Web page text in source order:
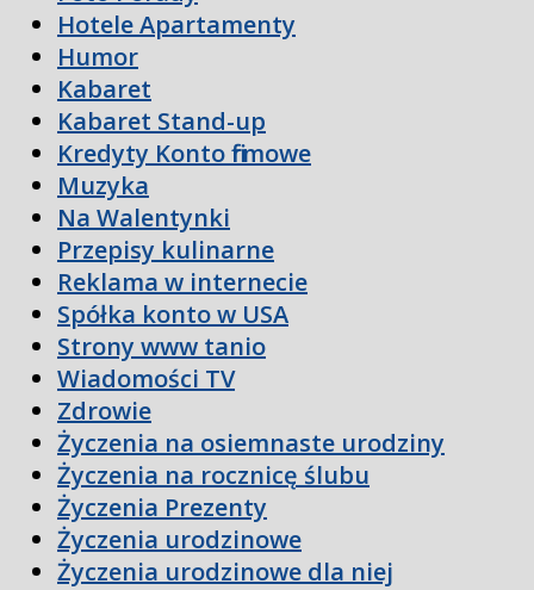
Hotele Apartamenty
Humor
Kabaret
Kabaret Stand-up
Kredyty Konto firmowe
Muzyka
Na Walentynki
Przepisy kulinarne
Reklama w internecie
Spółka konto w USA
Strony www tanio
Wiadomości TV
Zdrowie
Życzenia na osiemnaste urodziny
Życzenia na rocznicę ślubu
Życzenia Prezenty
Życzenia urodzinowe
Życzenia urodzinowe dla niej